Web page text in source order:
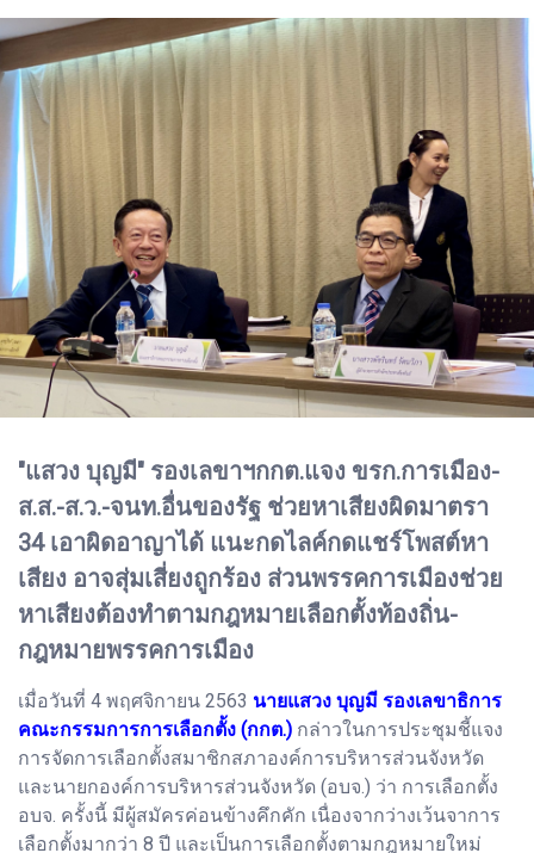
"แสวง บุญมี" รองเลขาฯกกต.แจง ขรก.การเมือง-
ส.ส.-ส.ว.-จนท.อื่นของรัฐ ช่วยหาเสียงผิดมาตรา
34 เอาผิดอาญาได้ แนะกดไลค์กดแชร์โพสต์หา
เสียง อาจสุ่มเสี่ยงถูกร้อง ส่วนพรรคการเมืองช่วย
หาเสียงต้องทำตามกฎหมายเลือกตั้งท้องถิ่น-
กฎหมายพรรคการเมือง
เมื่อวันที่ 4 พฤศจิกายน 2563 นายแสวง บุญมี รองเลขาธิการ
คณะกรรมการการเลือกตั้ง (กกต.) กล่าวในการประชุมชี้แจง
การจัดการเลือกตั้งสมาชิกสภาองค์การบริหารส่วนจังหวัด
และนายกองค์การบริหารส่วนจังหวัด (อบจ.) ว่า การเลือกตั้ง
อบจ. ครั้งนี้ มีผู้สมัครค่อนข้างคึกคัก เนื่องจากว่างเว้นจาการ
เลือกตั้งมากว่า 8 ปี และเป็นการเลือกตั้งตามกฎหมายใหม่